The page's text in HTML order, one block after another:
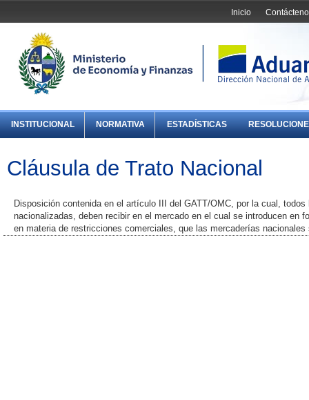
Inicio
INSTITUCIONAL NORMATIVA ESTADÍSTICAS
Cláusula de Trato Nacional
Disposición contenida en el artículo III del GATT/OMC, por la cual,
nacionalizadas, deben recibir en el mercado en el cual se introducen en
en materia de restricciones comerciales, que las mercaderías nacionales